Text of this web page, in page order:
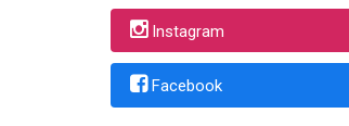
Instagram
Facebook